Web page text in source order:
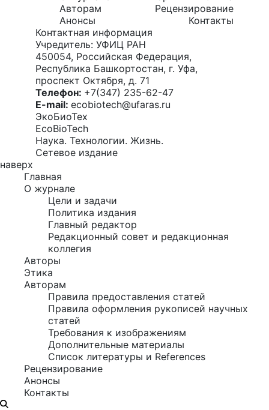
Авторам
Рецензирование
Анонсы
Контакты
ЭкоБиоТех
EcoBioTech
Наука. Технологии. Жизнь.
Сетевое издание
Контактная информация
Учредитель: УФИЦ РАН
450054, Российская Федерация,
Республика Башкортостан, г. Уфа,
проспект Октября, д. 71
Телефон: +7(347) 235-62-47
E-mail: ecobiotech@ufaras.ru
наверх
Главная
О журнале
Цели и задачи
Политика издания
Главный редактор
Редакционный совет и редакционная
коллегия
Авторы
Этика
Авторам
Правила предоставления статей
Правила оформления рукописей научных
статей
Требования к изображениям
Дополнительные материалы
Список литературы и References
Рецензирование
Анонсы
Контакты